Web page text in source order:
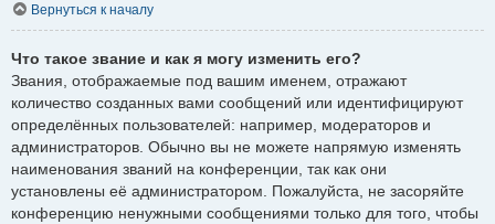
Вернуться к началу
Что такое звание и как я могу изменить его?
Звания, отображаемые под вашим именем, отражают
количество созданных вами сообщений или идентифицируют
определённых пользователей: например, модераторов и
администраторов. Обычно вы не можете напрямую изменять
наименования званий на конференции, так как они
установлены её администратором. Пожалуйста, не засоряйте
конференцию ненужными сообщениями только для того, чтобы